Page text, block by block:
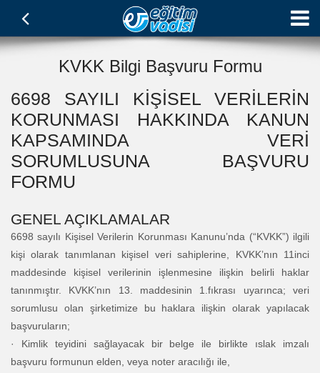
KVKK Bilgi Başvuru Formu
6698 SAYILI KİŞİSEL VERİLERİN
KORUNMASI HAKKINDA KANUN
KAPSAMINDA VERİ
SORUMLUSUNA BAŞVURU
FORMU
GENEL AÇIKLAMALAR
6698 sayılı Kişisel Verilerin Korunması Kanunu’nda (“KVKK”) ilgili
kişi olarak tanımlanan kişisel veri sahiplerine, KVKK’nın 11inci
maddesinde kişisel verilerinin işlenmesine ilişkin belirli haklar
tanınmıştır. KVKK’nın 13. maddesinin 1.fıkrası uyarınca; veri
sorumlusu olan şirketimize bu haklara ilişkin olarak yapılacak
başvuruların;
· Kimlik teyidini sağlayacak bir belge ile birlikte ıslak imzalı
başvuru formunun elden, veya noter aracılığı ile,